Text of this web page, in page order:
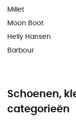
Millet
Moon Boot
Helly Hansen
Barbour
Schoenen,
categorieën